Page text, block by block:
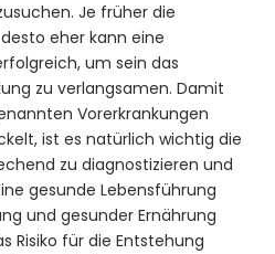
Je früher die
eher kann eine
um sein das
zu verlangsamen. Damit
Vorerkrankungen
ist es natürlich wichtig die
zu diagnostizieren und
gesunde Lebensführung
und gesunder Ernährung
Risiko für die Entstehung